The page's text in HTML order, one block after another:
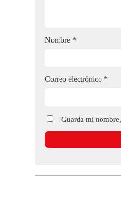
Nombre *
Correo electrónico *
Guarda mi